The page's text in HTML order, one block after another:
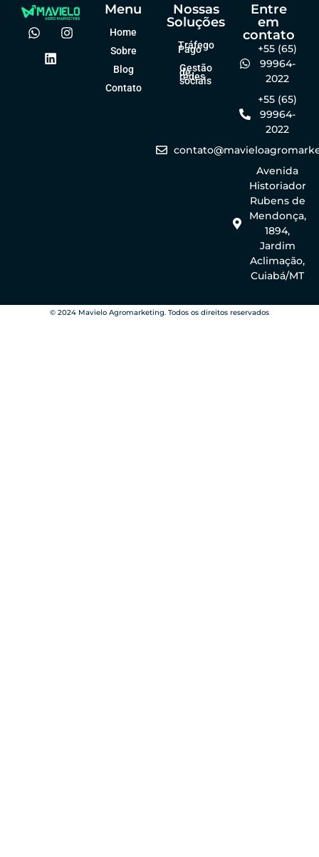
Menu
Home
Sobre
Blog
Contato
Nossas
Soluções
Tráfego
Pago
Gestão
de
redes
sociais
Entre
em
contato
+55 (65)
99964-
2022
+55 (65)
99964-
2022
Avenida
Historiador
Rubens de
Mendonça,
1894,
Jardim
Aclimação,
Cuiabá/MT
© 2024 Mavielo Agromarketing. Todos os direitos reservados